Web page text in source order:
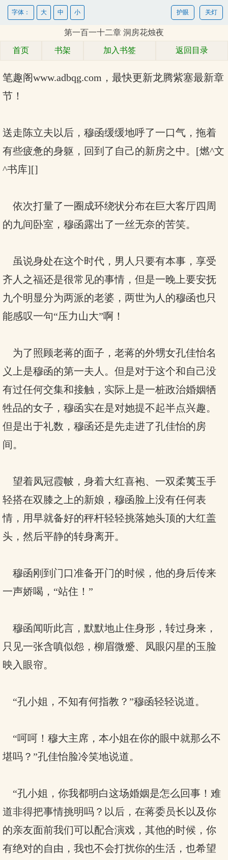
关灯
护眼
字体： 大 中 小
第一百一十二章 洞房花烛夜
首页 书架 加入书签 返回目录
笔趣阁www.adbqg.com，最快更新龙腾紫塞最新章
节！
送走陈立夫以后，穆函缓缓地呼了一口气，拖着
有些疲惫的身躯，回到了自己的新房之中。[燃^文
^书库][]
依次打量了一圈成环绕状分布在巨大客厅四周
的九间卧室，穆函露出了一丝无奈的苦笑。
虽说身处在这个时代，男人只要有本事，享受
齐人之福还是很常见的事情，但是一晚上要安抚
九个明显分为两派的老婆，两世为人的穆函也只
能感叹一句“压力山大”啊！
为了照顾老蒋的面子，老蒋的外甥女孔佳怡名
义上是穆函的第一夫人。但是对于这个和自己没
有过任何交集和接触，实际上是一桩政治婚姻牺
牲品的女子，穆函实在是对她提不起半点兴趣。
但是出于礼数，穆函还是先走进了孔佳怡的房
间。
望着凤冠霞帔，身着大红喜袍、一双柔荑玉手
轻搭在双膝之上的新娘，穆函脸上没有任何表
情，用早就备好的秤杆轻轻挑落她头顶的大红盖
头，然后平静的转身离开。
穆函刚到门口准备开门的时候，他的身后传来
一声娇喝，“站住！”
穆函闻听此言，默默地止住身形，转过身来，
只见一张含嗔似怨，柳眉微蹙、凤眼闪星的玉脸
映入眼帘。
“孔小姐，不知有何指教？”穆函轻轻说道。
“呵呵！穆大主席，本小姐在你的眼中就那么不
堪吗？”孔佳怡脸冷笑地说道。
“孔小姐，你我都明白这场婚姻是怎么回事！难
道非得把事情挑明吗？以后，在蒋委员长以及你
的亲友面前我们可以配合演戏，其他的时候，你
有绝对的自由，我也不会打扰你的生活，也希望